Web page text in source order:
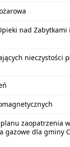
nad Zabytkami
nieczystości
planu zaopatrzenia
gazowe dla gminy